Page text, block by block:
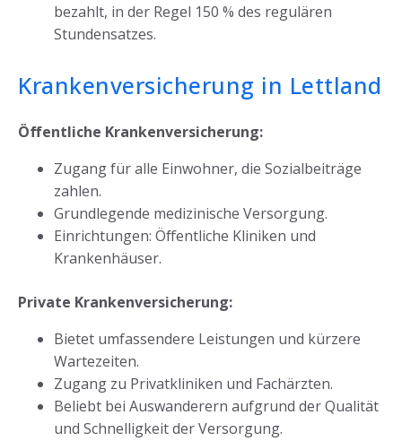
bezahlt, in der Regel 150 % des regulären
Stundensatzes.
Krankenversicherung in Lettland
Öffentliche Krankenversicherung:
Zugang für alle Einwohner, die Sozialbeiträge
zahlen.
Grundlegende medizinische Versorgung.
Einrichtungen: Öffentliche Kliniken und
Krankenhäuser.
Private Krankenversicherung:
Bietet umfassendere Leistungen und kürzere
Wartezeiten.
Zugang zu Privatkliniken und Fachärzten.
Beliebt bei Auswanderern aufgrund der Qualität
und Schnelligkeit der Versorgung.